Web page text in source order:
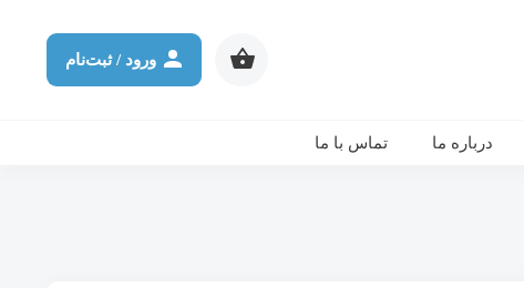
ورود / ثبت‌نام
درباره ما تماس با ما